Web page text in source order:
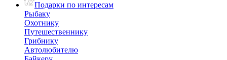
Подарки по интересам
Рыбаку
Охотнику
Путешественнику
Грибнику
Автолюбителю